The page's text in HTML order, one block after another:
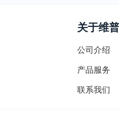
关于维普
公司介绍
产品服务
联系我们